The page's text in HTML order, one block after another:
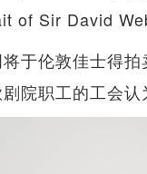
of Sir David
于伦敦佳士得
院职工的工会认